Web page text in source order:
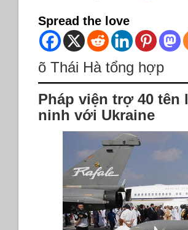
Spread the love
õ Thái Hà tổng hợp
Pháp viện trợ 40
ninh với Ukraine